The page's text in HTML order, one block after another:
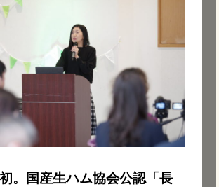
。国産生ハム協会公認「長